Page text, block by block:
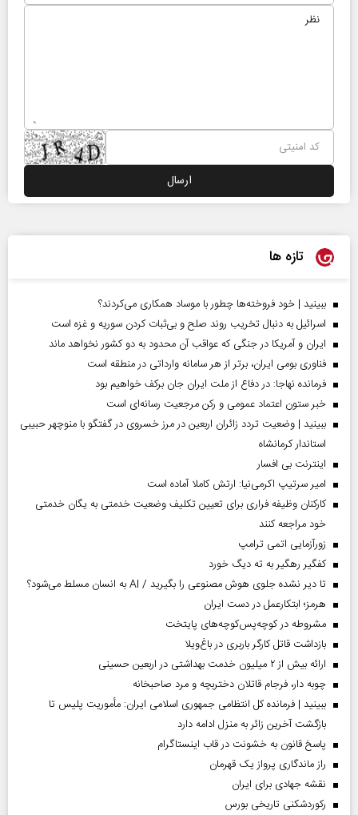
تازه ها
ببینید | خود فروخته‌ها چطور با موساد همکاری می‌کردند؟
اسرائیل به دنبال تخریب روند صلح و بی‌ثبات کردن سوریه و غزه است
ایران و آمریکا در جنگی که عواقب آن محدود به دو کشور نخواهد ماند
فناوری بومی ایران، برتر از هر سامانه وارداتی در منطقه است
فرمانده نهاجا: در دفاع از ملت ایران جان برکف خواهیم بود
خبر ستون اعتماد عمومی و رکن مرجعیت رسانه‌ای است
ببینید | وضعیت تردد زائران اربعین در مرز خسروی در گفتگو با منوچهر حبیبی
استاندار کرمانشاه
اینترنت بی افسار
امیر سرتیپ اکرمی‌نیا: ارتش کاملا آماده است
کارکنان وظیفه فراری برای تعیین تکلیف وضعیت خدمتی به یگان خدمتی
خود مراجعه کنند
زورآزمایی اتمی ترامپ
کفگیر رهگیر به ته دیگ خورد
تا دیر نشده جلوی هوش مصنوعی را بگیرید / AI به انسان مسلط می‌شود؟
هرمز؛ ابتکارعمل در دست ایران
مشروطه در کوچه‌پس‌کوچه‌های پایتخت
بازداشت قاتل کارگر باربری در باغ‌ویلا
ارائه بیش از ۲ میلیون خدمت بهداشتی در اربعین حسینی
چوبه دار، فرجام قاتلان دختربچه و مرد صاحبخانه
ببینید | فرمانده کل انتظامی جمهوری اسلامی ایران­: مأموریت پلیس تا
بازگشت آخرین زائر به منزل ادامه دارد
پاسخ قانون به خشونت در قاب اینستاگرام
راز ماندگاری پرواز یک قهرمان
نقشه جهادی برای ایران
رکوردشکنی تاریخی بورس